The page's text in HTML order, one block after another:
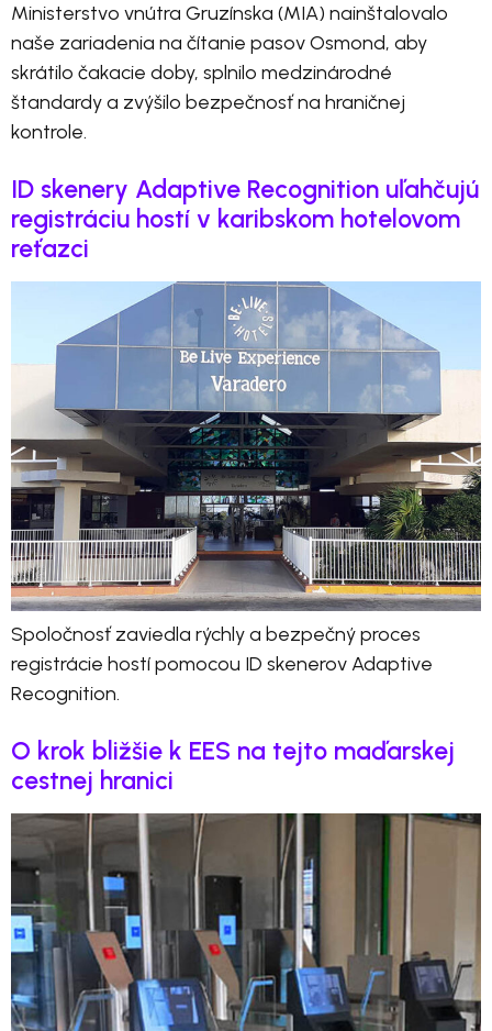
Ministerstvo vnútra Gruzínska (MIA) nainštalovalo
naše zariadenia na čítanie pasov Osmond, aby
skrátilo čakacie doby, splnilo medzinárodné
štandardy a zvýšilo bezpečnosť na hraničnej
kontrole.
ID skenery Adaptive Recognition uľahčujú
registráciu hostí v karibskom hotelovom
reťazci
Spoločnosť zaviedla rýchly a bezpečný proces
registrácie hostí pomocou ID skenerov Adaptive
Recognition.
O krok bližšie k EES na tejto maďarskej
cestnej hranici